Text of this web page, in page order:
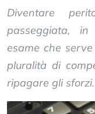
Diventare
passeggiata,
esame che
pluralità di
ripagare gli sforzi.